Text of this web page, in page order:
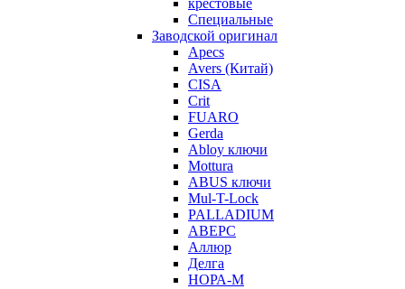
крестовые
Специальные
Заводской оригинал
Apecs
Avers (Китай)
CISA
Crit
FUARO
Gerda
Abloy ключи
Mottura
ABUS ключи
Mul-T-Lock
PALLADIUM
АВЕРС
Аллюр
Делга
НОРА-М